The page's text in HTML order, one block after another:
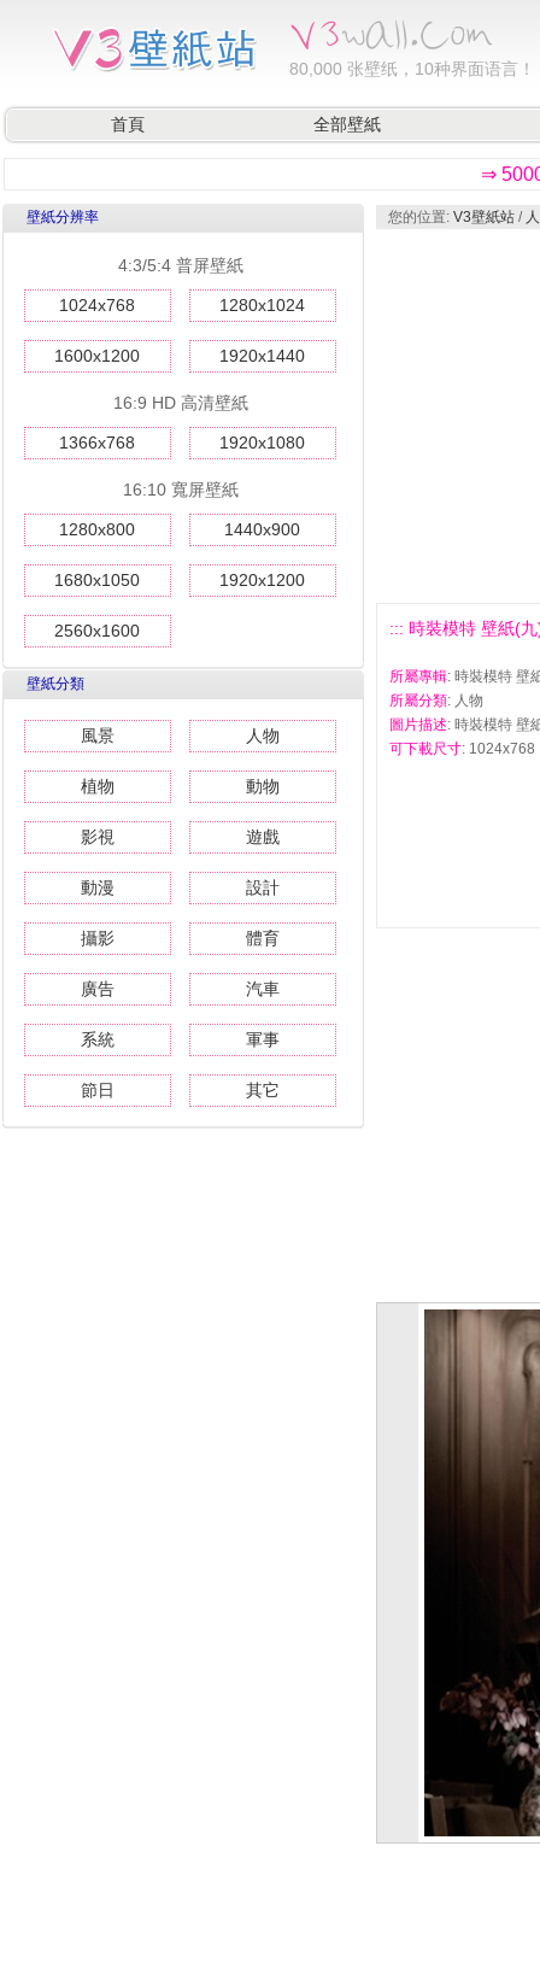
80,000 张壁纸，10种界面语言！
首頁 全部壁紙
⇒
壁紙分辨率
4:3/5:4 普屏壁紙
1024x768 1280x1024
1600x1200 1920x1440
16:9 HD 高清壁紙
1366x768 1920x1080
16:10 寬屏壁紙
1280x800 1440x900
1680x1050 1920x1200
2560x1600
壁紙分類
風景 人物
植物 動物
影視 遊戲
動漫 設計
攝影 體育
廣告 汽車
系統 軍事
節日 其它
您的位置: V3壁紙站 /
::: 時裝模特 壁紙(
所屬專輯: 時裝模特 壁
所屬分類: 人物
圖片描述: 時裝模特 壁
可下載尺寸: